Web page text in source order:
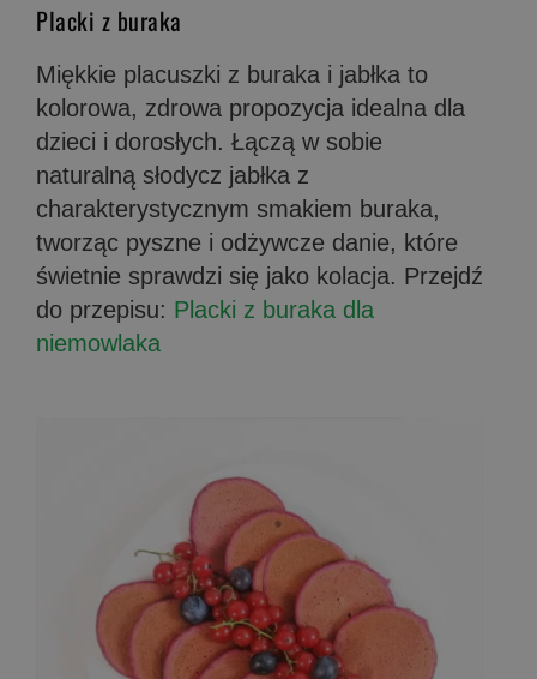
Placki z buraka
Miękkie placuszki z buraka i jabłka to
kolorowa, zdrowa propozycja idealna dla
dzieci i dorosłych. Łączą w sobie
naturalną słodycz jabłka z
charakterystycznym smakiem buraka,
tworząc pyszne i odżywcze danie, które
świetnie sprawdzi się jako kolacja. Przejdź
do przepisu: Placki z buraka dla
niemowlaka